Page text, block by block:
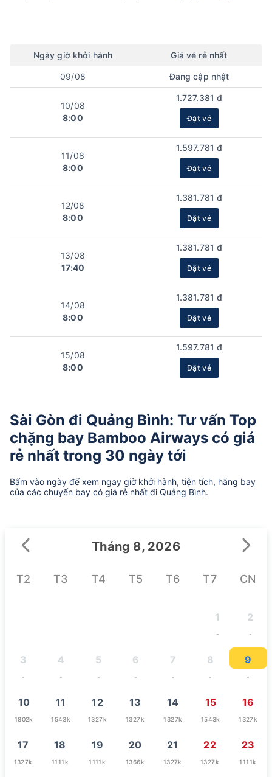
Ngày giờ khởi hành Giá vé rẻ nhất
09/08 Đang cập nhật
10/08
8:00
1.727.381 đ
Đặt vé
11/08
8:00
1.597.781 đ
Đặt vé
12/08
8:00
1.381.781 đ
Đặt vé
13/08
17:40
1.381.781 đ
Đặt vé
14/08
8:00
1.381.781 đ
Đặt vé
15/08
8:00
1.597.781 đ
Đặt vé
Sài Gòn đi Quảng Bình: Tư vấn Top
chặng bay Bamboo Airways có giá
rẻ nhất trong 30 ngày tới
Bấm vào ngày để xem ngay giờ khởi hành, tiện tích, hãng bay
của các chuyến bay có giá rẻ nhất đi Quảng Bình.
Tháng 8, 2026
T2 T3 T4 T5 T6 T7 CN
1
-
2
-
3
-
4
-
5
-
6
-
7
-
8
-
9
-
10
1802k
11
1543k
12
1327k
13
1327k
14
1327k
15
1543k
16
1327k
17
1327k
18
1111k
19
1111k
20
1366k
21
1327k
22
1327k
23
1111k